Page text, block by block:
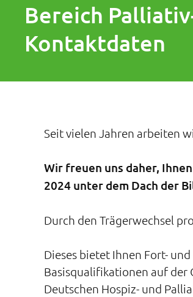
Bereich
Kontaktdaten
Seit vielen Jahren arbeiten
Wir freuen uns daher,
2024 unter dem Dach der
Durch den Trägerwechsel
Dieses bietet Ihnen Fort-
Basisqualifikationen auf der
Deutschen Hospiz- und